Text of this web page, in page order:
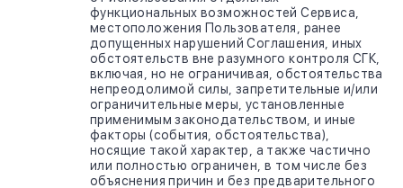
функциональных возможностей Сервиса,
местоположения Пользователя, ранее
допущенных нарушений Соглашения, иных
обстоятельств вне разумного контроля СГК,
включая, но не ограничивая, обстоятельства
непреодолимой силы, запретительные и/или
ограничительные меры, установленные
применимым законодательством, и иные
факторы (события, обстоятельства),
носящие такой характер, а также частично
или полностью ограничен, в том числе без
объяснения причин и без предварительного